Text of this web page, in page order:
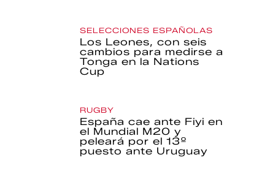
SELECCIONES ESPAÑOLAS
Los Leones, con seis
cambios para medirse a
Tonga en la Nations
Cup
RUGBY
España cae ante Fiyi en
el Mundial M20 y
peleará por el 13º
puesto ante Uruguay